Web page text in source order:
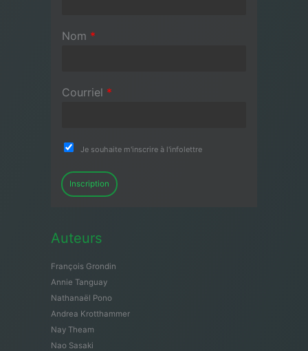
Nom *
Courriel *
Je souhaite m'inscrire à l'infolettre
Inscription
Auteurs
François Grondin
Annie Tanguay
Nathanaël Pono
Andrea Krotthammer
Nay Theam
Nao Sasaki